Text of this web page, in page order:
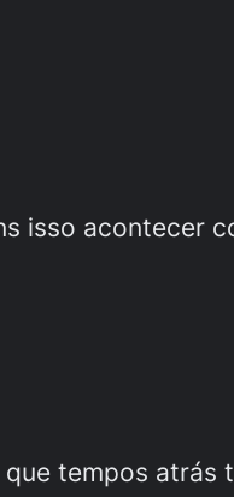
isso acontecer
tempos atrás